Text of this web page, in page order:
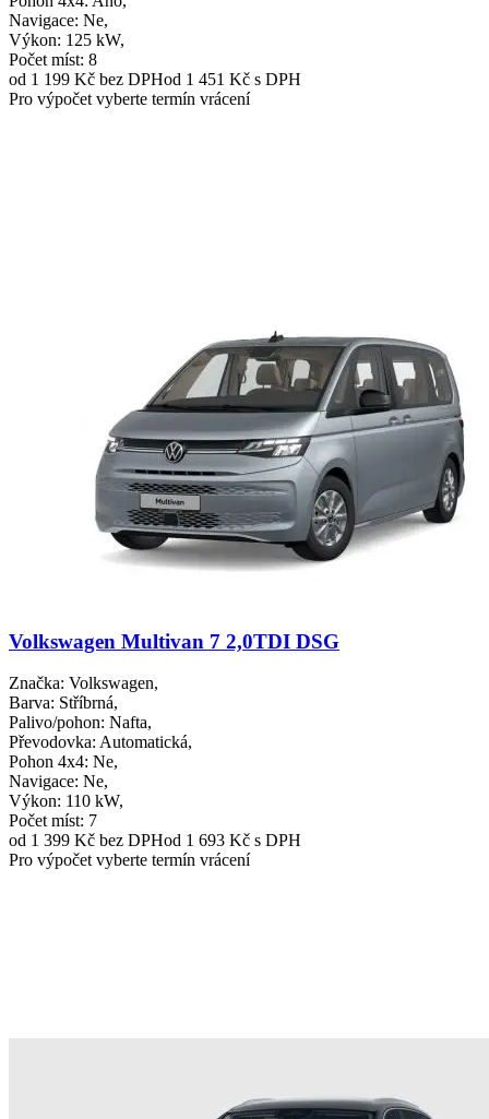
Navigace: Ne,
Výkon: 125 kW,
Počet míst: 8
od 1 199 Kč bez DPHod 1 451 Kč s DPH
Pro výpočet vyberte termín vrácení
Volkswagen Multivan 7 2,0TDI DSG
Značka: Volkswagen,
Barva: Stříbrná,
Palivo/pohon: Nafta,
Převodovka: Automatická,
Pohon 4x4: Ne,
Navigace: Ne,
Výkon: 110 kW,
Počet míst: 7
od 1 399 Kč bez DPHod 1 693 Kč s DPH
Pro výpočet vyberte termín vrácení